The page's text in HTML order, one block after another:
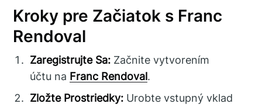
Kroky pre Začiatok s Franc
Rendoval
Zaregistrujte Sa: Začnite vytvorením
účtu na Franc Rendoval.
Zložte Prostriedky: Urobte vstupný vklad